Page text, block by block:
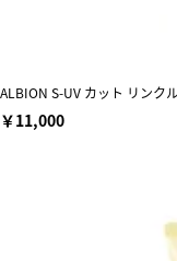
ALBION S-UV カット リンク
￥11,000